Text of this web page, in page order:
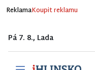
ReklamaKoupit reklamu
Pá 7. 8., Lada